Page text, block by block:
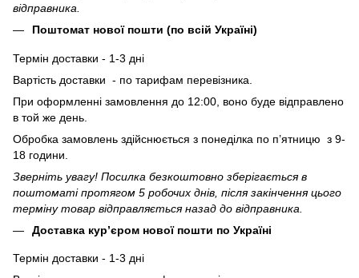
відправника.
Поштомат нової пошти (по всій Україні)
Термін доставки - 1-3 дні
Вартість доставки - по тарифам перевізника.
При оформленні замовлення до 12:00, воно буде відправлено
в той же день.
Обробка замовлень здійснюється з понеділка по п’ятницю з 9-
18 години.
Зверніть увагу! Посилка безкоштовно зберігається в
поштоматі протягом 5 робочих днів, після закінчення цього
терміну товар відправляється назад до відправника.
Доставка кур’єром нової пошти по Україні
Термін доставки - 1-3 дні